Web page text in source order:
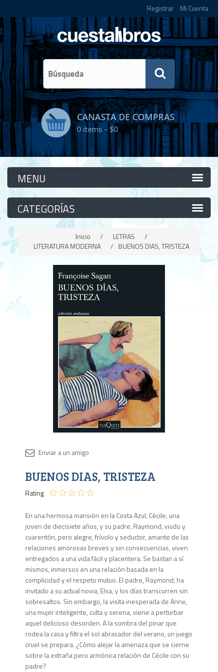
Registrar Mi Cuenta
CANASTA DE COMPRAS
0items -$0
Categorías
Categorías
Inicio / LETRAS
/
LITERATURA MODERNA
/ BUENOS DIAS, TRISTEZA
BUENOS DIAS, TRISTEZA
Rating
En una hermosa mansión en la Costa Azul, Cécile, una
joven de diecisiete años, y su padre, Raymond, viudo y
cuarentón, pero alegre, frívolo y seductor, amante de las
relaciones amorosas breves y sin consecuencias, viven
entregados a una vida fácil y placentera. Se bastan a sí
mismos, inmersos en una relación basada en la
complicidad y el respeto mutuo. El padre, Raymond, ha
invitado a su actual novia, Elsa, y los días transcurren sin
sobresaltos. Sin embargo, la visita inesperada de Anne,
una mujer inteligente, culta y serena, viene a perturbar
aquel delicioso desorden. A la sombra del pinar que
rodea la casa y filtra el sol abrasador del verano, un juego
cruel se prepara. ¿Cómo alejar la amenaza que se cierne
sobre la extraña pero armónica relación de Cécile con su
padre?